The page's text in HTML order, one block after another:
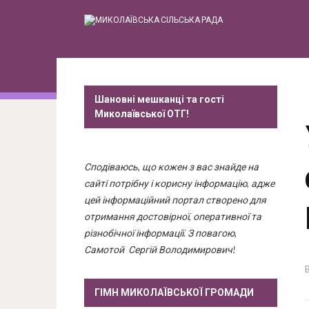
Шановні мешканці та гості
Миколаївської ОТГ!
Сподіваюсь, що кожен з вас знайде на
сайті потрібну і корисну інформацію, адже
цей інформаційний портал створено для
отримання достовірної, оперативної та
різнобічної інформації. З повагою,
Самотой Сергій Володимирович!
ГІМН МИКОЛАЇВСЬКОЇ ГРОМАДИ